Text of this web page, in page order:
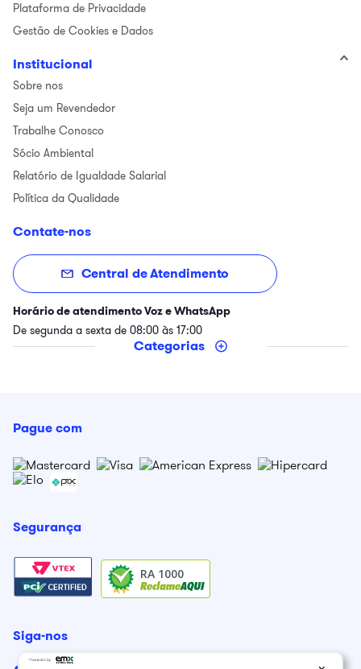
Plataforma de Privacidade
Gestão de Cookies e Dados
Institucional
Sobre nos
Seja um Revendedor
Trabalhe Conosco
Sócio Ambiental
Relatório de Igualdade Salarial
Política da Qualidade
Contate-nos
Central de Atendimento
Horário de atendimento Voz e WhatsApp
De segunda a sexta de 08:00 às 17:00
Categorias
Pague com
Segurança
RA 1000
Siga-nos